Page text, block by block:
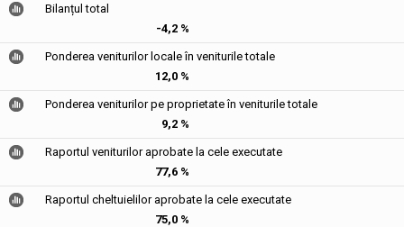
Bilanțul total
-4,2 %
Ponderea veniturilor locale în veniturile totale
12,0 %
Ponderea veniturilor pe proprietate în veniturile totale
9,2 %
Raportul veniturilor aprobate la cele executate
77,6 %
Raportul cheltuielilor aprobate la cele executate
75,0 %